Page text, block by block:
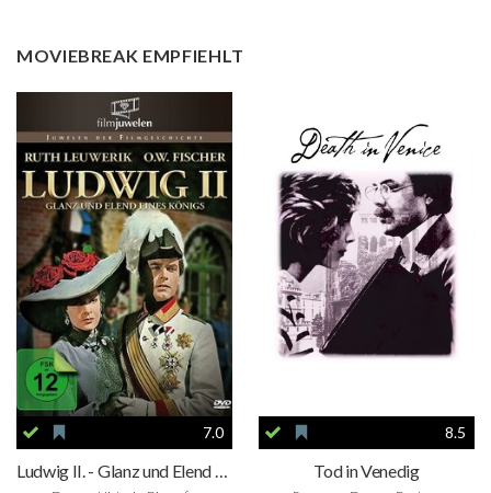
MOVIEBREAK EMPFIEHLT
7.0 8.5
Tod in Venedig